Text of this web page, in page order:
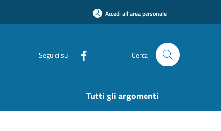
Accedi all'area personale
Seguici su Cerca
Tutti gli argomenti